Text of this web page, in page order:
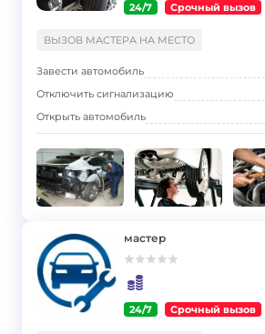
24/7 Срочный вызов
ВЫЗОВ МАСТЕРА НА МЕСТО
Завести автомобиль
Отключить сигнализацию
Открыть автомобиль
мастер
24/7 Срочный вызов